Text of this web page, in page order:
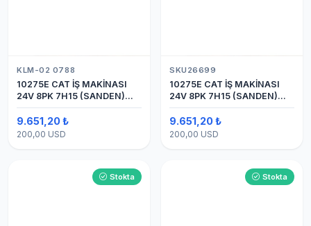
KLM-02 0788
10275E CAT İŞ MAKİNASI
24V 8PK 7H15 (SANDEN)
BLOK
9.651,20 ₺
200,00 USD
SKU26699
10275E CAT İŞ MAKİNASI
24V 8PK 7H15 (SANDEN)
BLOK SAPLAMALI KLİMA
KOMPRESÖRÜ
9.651,20 ₺
200,00 USD
Stokta Stokta